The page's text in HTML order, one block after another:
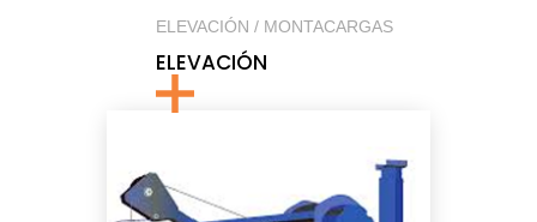
ELEVACIÓN / MONTACARGAS
ELEVACIÓN